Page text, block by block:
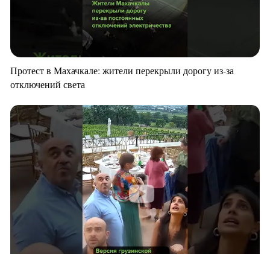
Протест в Махачкале: жители перекрыли дорогу из-за
отключений света